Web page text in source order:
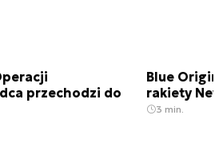
przechodzi do
Blue
rakiety
3 min.